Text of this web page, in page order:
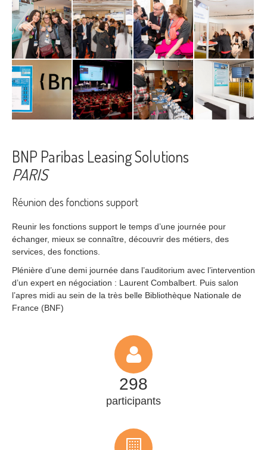
BNP Paribas Leasing Solutions
PARIS
Réunion des fonctions support
Reunir les fonctions support le temps d’une journée pour
échanger, mieux se connaître, découvrir des métiers, des
services, des fonctions.
Plénière d’une demi journée dans l’auditorium avec l’intervention
d’un expert en négociation : Laurent Combalbert. Puis salon
l’apres midi au sein de la très belle Bibliothèque Nationale de
France (BNF)
299
participants